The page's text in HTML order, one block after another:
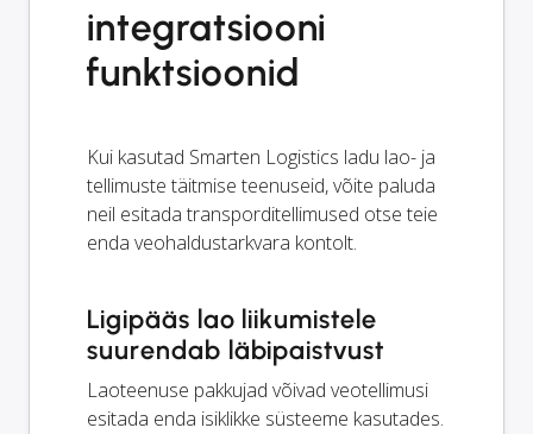
integratsiooni
funktsioonid
Kui kasutad Smarten Logistics ladu lao- ja
tellimuste täitmise teenuseid, võite paluda
neil esitada transporditellimused otse teie
enda veohaldustarkvara kontolt.
Ligipääs lao liikumistele
suurendab läbipaistvust
Laoteenuse pakkujad võivad veotellimusi
esitada enda isiklikke süsteeme kasutades.